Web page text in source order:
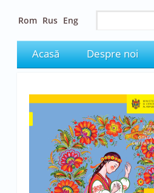
Rom Rus Eng
Acasă Despre noi